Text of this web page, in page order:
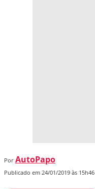
Por AutoPapo
Publicado em 24/01/2019 às 15h46